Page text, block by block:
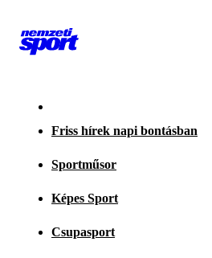
Friss hírek napi bontásban
Sportműsor
Képes Sport
Csupasport